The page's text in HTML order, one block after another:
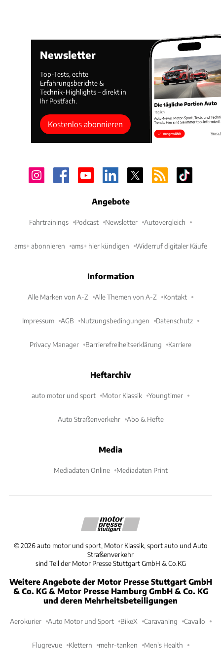
Newsletter
Top-Tests, echte
Erfahrungsberichte &
Technik-Highlights – direkt in
Ihr Postfach.
Kostenlos abonnieren
Angebote
Fahrtrainings Podcast Newsletter Autovergleich
ams+ abonnieren ams+ hier kündigen Widerruf digitaler Käufe
Information
Alle Marken von A-Z Alle Themen von A-Z Kontakt
Impressum AGB Nutzungsbedingungen Datenschutz
Privacy Manager Barrierefreiheitserklärung Karriere
Heftarchiv
auto motor und sport Motor Klassik Youngtimer
Auto Straßenverkehr Abo & Hefte
Media
Mediadaten Online Mediadaten Print
©2026 auto motor und sport, Motor Klassik, sport auto und Auto
Straßenverkehr
sind Teil der Motor Presse Stuttgart GmbH & Co.KG
Weitere Angebote der Motor Presse Stuttgart GmbH
& Co. KG & Motor Presse Hamburg GmbH & Co. KG
und deren Mehrheitsbeteiligungen
Aerokurier Auto Motor und Sport BikeX Caravaning Cavallo
Flugrevue Klettern mehr-tanken Men's Health